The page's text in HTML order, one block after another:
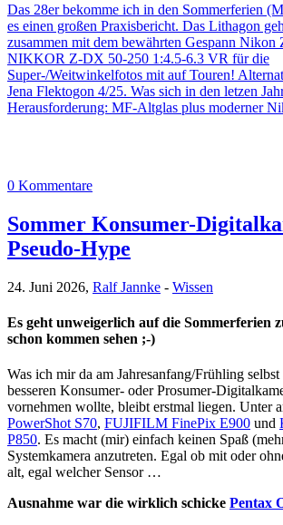
Das 28er bekomme ich in den Sommerferien
es einen großen Praxisbericht. Das Lithagon
zusammen mit dem bewährten Gespann Nikon
NIKKOR Z-DX 50-250 1:4.5-6.3 VR für die
Super-/Weitwinkelfotos mit auf Touren!
Jena Flektogon 4/25. Was sich in den letzen
Herausforderung: MF-Altglas plus moderner
0 Kommentare
Sommer Konsumer-
Pseudo-Hype
24. Juni 2026, Ralf Jannke - Wissen
Es geht unweigerlich auf die Sommerferien
schon kommen sehen ;-)
Was ich mir da am Jahresanfang/Frühling
besseren Konsumer- oder Prosumer-
vornehmen wollte, bleibt erstmal liegen. Unter
PowerShot S70, FUJIFILM FinePix E900 und
P850. Es macht (mir) einfach keinen Spaß
Systemkamera anzutreten. Egal ob mit oder
alt, egal welcher Sensor …
Ausnahme war die wirklich schicke Pentax